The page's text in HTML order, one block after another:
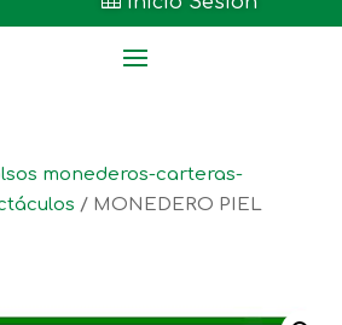
monederos-carteras-
/ MONEDERO PIEL